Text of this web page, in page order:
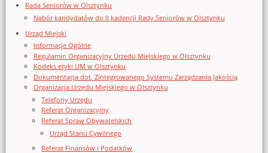
Rada Seniorów w Olsztynku
Nabór kandydatów do II kadencji Rady Seniorów w Olsztynku
Urząd Miejski
Informacje Ogólne
Regulamin Organizacyjny Urzedu Miejskiego w Olsztynku
Kodeks etyki UM w Olsztynku
Dokumentacja dot. Zintegrowanego Systemu Zarządzania Jakością
Organizacja Urzędu Miejskiego w Olsztynku
Telefony Urzędu
Referat Organizacyjny
Referat Spraw Obywatelskich
Urząd Stanu Cywilnego
Referat Finansów i Podatków